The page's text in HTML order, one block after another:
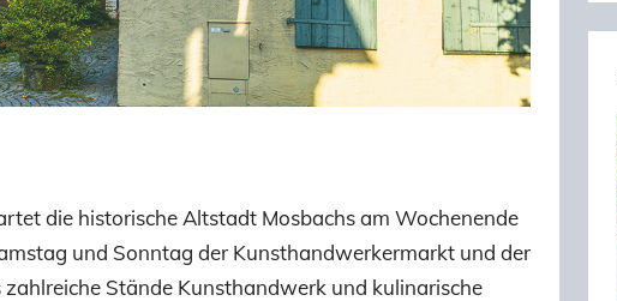
die historische Altstadt Mosbachs am Wochenende
und Sonntag der Kunsthandwerkermarkt und der
Stände Kunsthandwerk und kulinarische